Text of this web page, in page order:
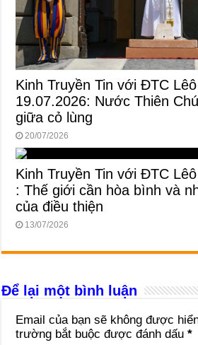
Kinh Truyền Tin với ĐTC
19.07.2026: Nước Thiên
giữa cỏ lùng
20/07/2026
Kinh Truyền Tin với ĐTC
: Thế giới cần hòa bình và
của điều thiện
13/07/2026
Để lại một bình luận
Email của bạn sẽ không được
trường bắt buộc được đánh dấu*